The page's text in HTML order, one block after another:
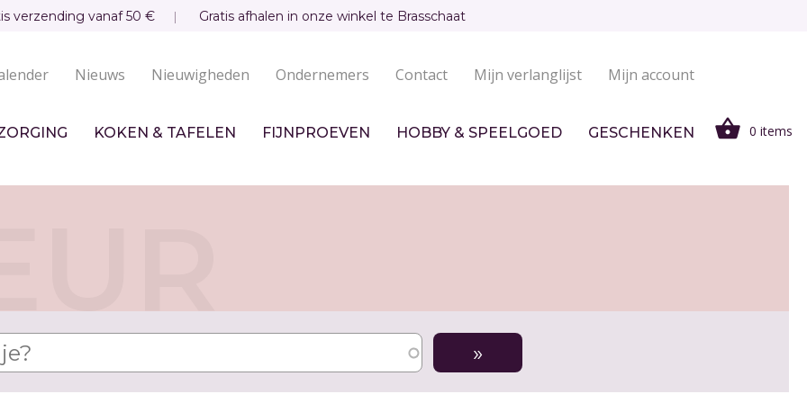
verzending vanaf 50 € Gratis afhalen in onze winkel te Brasschaat
Nieuws Nieuwigheden Ondernemers Contact Mijn verlanglijst Mijn account
KOKEN & TAFELEN FIJNPROEVEN HOBBY & SPEELGOED GESCHENKEN 0 items